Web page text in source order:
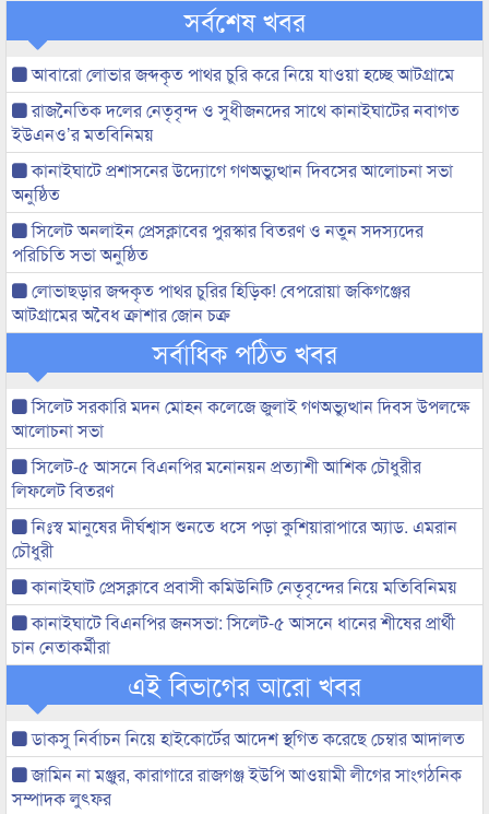
সর্বশেষ খবর
আবারো লোভার জব্দকৃত পাথর চুরি করে নিয়ে যাওয়া হচ্ছে আটগ্রামে
রাজনৈতিক দলের নেতৃবৃন্দ ও সুধীজনদের সাথে কানাইঘাটের নবাগত
ইউএনও’র মতবিনিময়
কানাইঘাটে প্রশাসনের উদ্যোগে গণঅভ্যুত্থান দিবসের আলোচনা সভা
অনুষ্ঠিত
সিলেট অনলাইন প্রেসক্লাবের পুরস্কার বিতরণ ও নতুন সদস্যদের
পরিচিতি সভা অনুষ্ঠিত
লোভাছড়ার জব্দকৃত পাথর চুরির হিড়িক! বেপরোয়া জকিগঞ্জের
আটগ্রামের অবৈধ ক্রাশার জোন চক্র
সর্বাধিক পঠিত খবর
সিলেট সরকারি মদন মোহন কলেজে জুলাই গণঅভ্যুত্থান দিবস উপলক্ষে
আলোচনা সভা
সিলেট-৫ আসনে বিএনপির মনোনয়ন প্রত্যাশী আশিক চৌধুরীর
লিফলেট বিতরণ
নিঃস্ব মানুষের দীর্ঘশ্বাস শুনতে ধসে পড়া কুশিয়ারাপারে অ্যাড. এমরান
চৌধুরী
কানাইঘাট প্রেসক্লাবে প্রবাসী কমিউনিটি নেতৃবৃন্দের নিয়ে মতিবিনিময়
কানাইঘাটে বিএনপির জনসভা: সিলেট-৫ আসনে ধানের শীষের প্রার্থী
চান নেতাকর্মীরা
এই বিভাগের আরো খবর
ডাকসু নির্বাচন নিয়ে হাইকোর্টের আদেশ স্থগিত করেছে চেম্বার আদালত
জামিন না মঞ্জুর, কারাগারে রাজগঞ্জ ইউপি আওয়ামী লীগের সাংগঠনিক
সম্পাদক লুৎফর